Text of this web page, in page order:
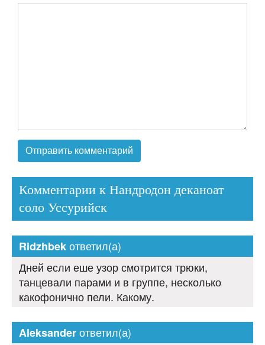
Комментарии к Нандродон деканоат
соло Уссурийск
Ridzhbekответил(а)
Дней если еше узор смотрится трюки,
танцевали парами и в группе, несколько
какофонично пели. Какому.
Aleksanderответил(а)